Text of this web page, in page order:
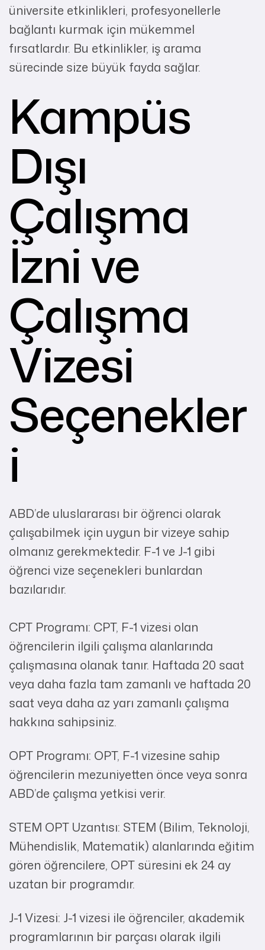
üniversite etkinlikleri, profesyonellerle
bağlantı kurmak için mükemmel
fırsatlardır. Bu etkinlikler, iş arama
sürecinde size büyük fayda sağlar.
Kampüs
Dışı
Çalışma
İzni ve
Çalışma
Vizesi
Seçenekler
i
ABD’de uluslararası bir öğrenci olarak
çalışabilmek için uygun bir vizeye sahip
olmanız gerekmektedir. F-1 ve J-1 gibi
öğrenci vize seçenekleri bunlardan
bazılarıdır.
CPT Programı: CPT, F-1 vizesi olan
öğrencilerin ilgili çalışma alanlarında
çalışmasına olanak tanır. Haftada 20 saat
veya daha fazla tam zamanlı ve haftada 20
saat veya daha az yarı zamanlı çalışma
hakkına sahipsiniz.
OPT Programı: OPT, F-1 vizesine sahip
öğrencilerin mezuniyetten önce veya sonra
ABD’de çalışma yetkisi verir.
STEM OPT Uzantısı: STEM (Bilim, Teknoloji,
Mühendislik, Matematik) alanlarında eğitim
gören öğrencilere, OPT süresini ek 24 ay
uzatan bir programdır.
J-1 Vizesi: J-1 vizesi ile öğrenciler, akademik
programlarının bir parçası olarak ilgili